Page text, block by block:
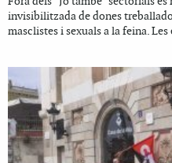
invisibilitzada de dones
masclistes i sexuals a la feina.